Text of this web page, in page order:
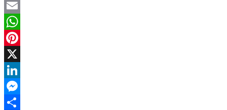
Facebook
Email
WhatsApp
Pinterest
X
LinkedIn
Messenger